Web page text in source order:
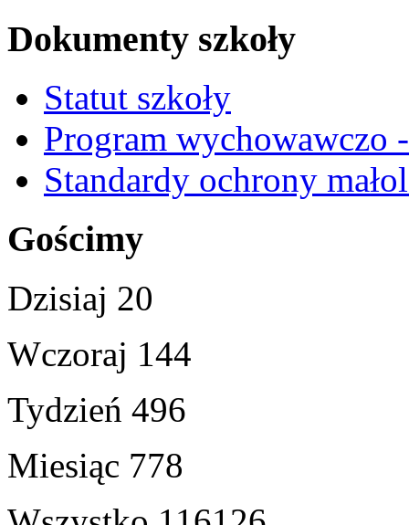
Dokumenty szkoły
Statut szkoły
Program wychowawczo
Standardy ochrony
Gościmy
Dzisiaj 20
Wczoraj 144
Tydzień 496
Miesiąc 778